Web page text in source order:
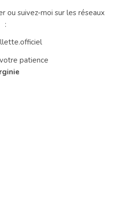
ou suivez-moi sur les réseaux
:
patience